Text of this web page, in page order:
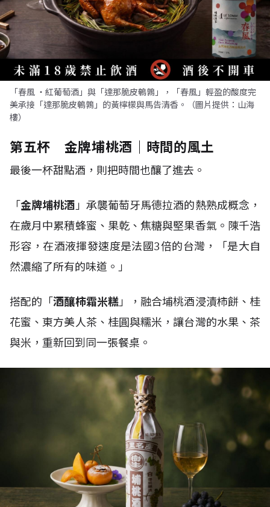
「春風 ・紅葡萄酒」與「達那脆皮鵪鶉」，「春風」輕盈的酸度完
美承接「達那脆皮鵪鶉」的黃檸檬與馬告清香。（圖片提供：山海
樓）
第五杯 金牌埔桃酒｜時間的風土
最後一杯甜點酒，則把時間也釀了進去。
「金牌埔桃酒」承襲葡萄牙馬德拉酒的熱熟成概念，
在歲月中累積蜂蜜、果乾、焦糖與堅果香氣。陳千浩
形容，在酒液揮發速度是法國3倍的台灣，「是大自
然濃縮了所有的味道。」
搭配的「酒釀柿霜米糕」，融合埔桃酒浸漬柿餅、桂
花蜜、東方美人茶、桂圓與糯米，讓台灣的水果、茶
與米，重新回到同一張餐桌。